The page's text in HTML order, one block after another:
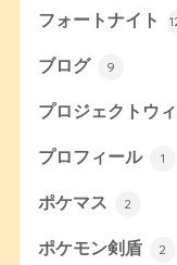
フォートナイト
ブログ 9
プロジェクトウ
プロフィール 1
ポケマス 2
ポケモン剣盾 2